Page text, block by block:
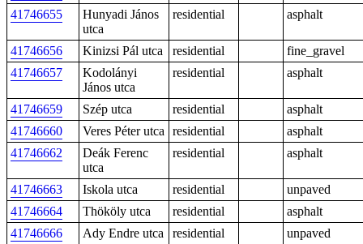
41746655
Hunyadi János
utca
residential asphalt
41746656 Kinizsi Pál utca residential
fine_gravel
41746657
Kodolányi
János utca
residential asphalt
41746659 Szép utca residential
asphalt
41746660
Veres Péter utca residential
asphalt
41746662
Deák Ferenc
utca
residential asphalt
41746663 Iskola utca residential
unpaved
41746664
Thököly utca residential
asphalt
41746666
Ady Endre utca residential
unpaved